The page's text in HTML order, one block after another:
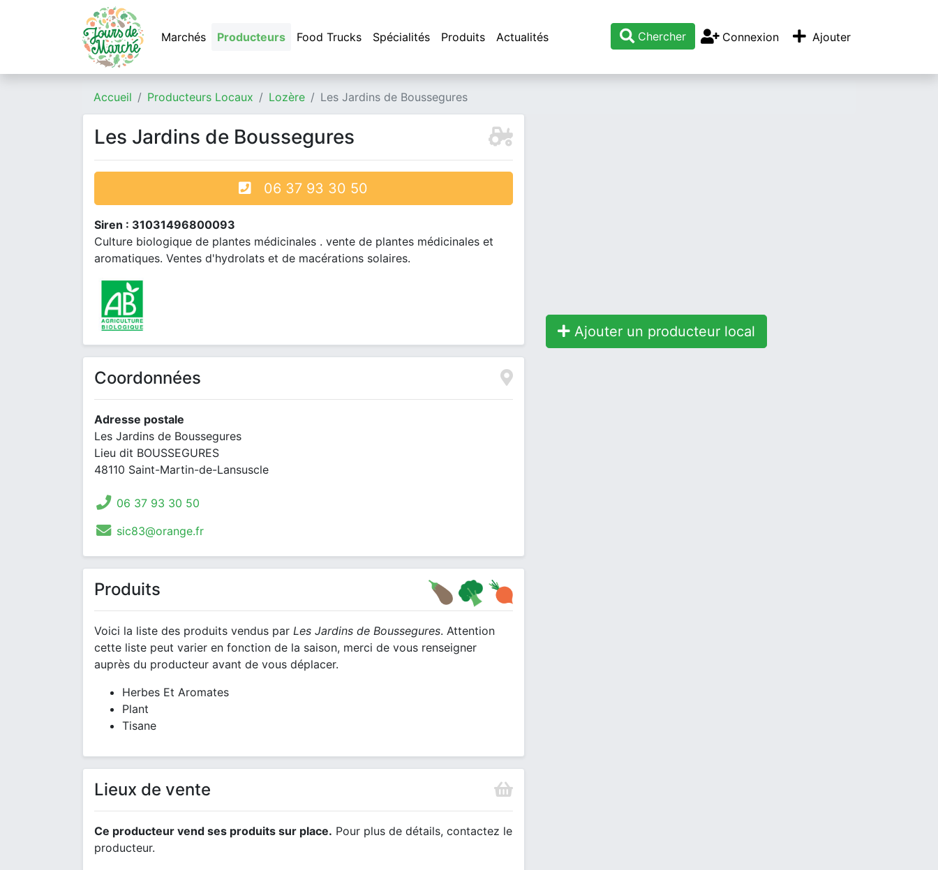
Marchés Producteurs Food Trucks Spécialités Produits Actualités Chercher Connexion Ajouter
Accueil Producteurs Locaux Lozère Les Jardins de Boussegures
Les Jardins de Boussegures
06 37 93 30 50
Siren : 31031496800093
Culture biologique de plantes médicinales . vente de plantes médicinales et
aromatiques. Ventes d'hydrolats et de macérations solaires.
Coordonnées
Adresse postale
Les Jardins de Boussegures
Lieu dit BOUSSEGURES
48110 Saint-Martin-de-Lansuscle
06 37 93 30 50
sic83@orange.fr
Produits
Voici la liste des produits vendus par Les Jardins de Boussegures. Attention
cette liste peut varier en fonction de la saison, merci de vous renseigner
auprès du producteur avant de vous déplacer.
Herbes Et Aromates
Plant
Tisane
Lieux de vente
Ce producteur vend ses produits sur place. Pour plus de détails, contactez le
producteur.
Ajouter un producteur local